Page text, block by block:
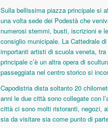
Sulla bellissima piazza principale si
una volta sede dei Podestà che
numerosi stemmi, busti, iscrizioni e
consiglio municipale. La Cattedrale
importanti artisti di scuola veneta,
principale c’è un altra opera di
passeggiata nel centro storico si
Capodistria dista soltanto 20
anni le due città sono collegate con
città ci sono molti ristoranti, negozi,
sia da visitare sia come punto di